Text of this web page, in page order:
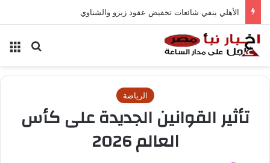
الأهلي ينفي شائعات تخفيض عقود زيزو والشناوي
بحث
الرياضة
تأثير القوانين الجديدة على كأس
العالم 2026